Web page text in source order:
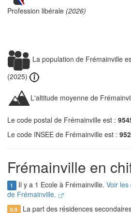
Profession libérale (2026)
La population de Frémainville
(2025)
L'altitude moyenne de
Le code postal de Frémainville est :
Le code INSEE de Frémainville est :
Frémainville en
1 Il y a 1 Ecole à Frémainville. Voir
de Frémainville.
0.9 La part des résidences